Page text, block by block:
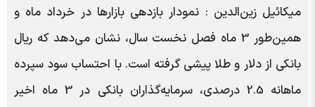
میکائیل زین‌الدین : نمودار بازدهی بازار‌ها در خرداد ماه و
همین‌طور 3 ماه فصل نخست سال، نشان می‌دهد که ریال
بانکی از دلار و طلا پیشی گرفته است. با احتساب سود سپرده
ماهانه 2.5 درصدی، سرمایه‌گذاران بانکی در 3 ماه اخیر